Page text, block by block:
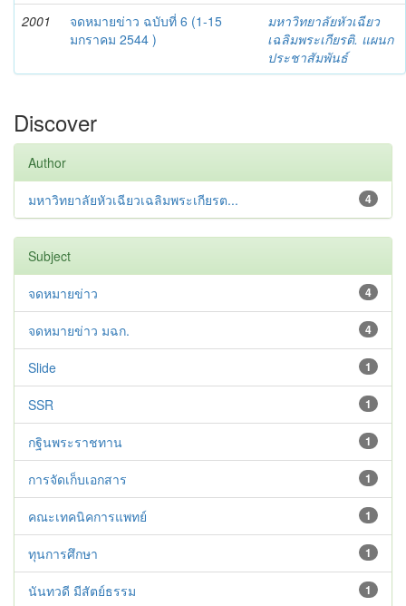
2001
จดหมายข่าว ฉบับที่ 6 (1-15
มกราคม 2544 )
มหาวิทยาลัยหัวเฉียว
เฉลิมพระเกียรติ. แผนก
ประชาสัมพันธ์
Discover
Author
4
มหาวิทยาลัยหัวเฉียวเฉลิมพระเกียรต...
Subject
4
จดหมายข่าว
4
จดหมายข่าว มฉก.
1
Slide
1
SSR
1
กฐินพระราชทาน
1
การจัดเก็บเอกสาร
1
คณะเทคนิคการแพทย์
1
ทุนการศึกษา
1
นันทวดี มีสัตย์ธรรม